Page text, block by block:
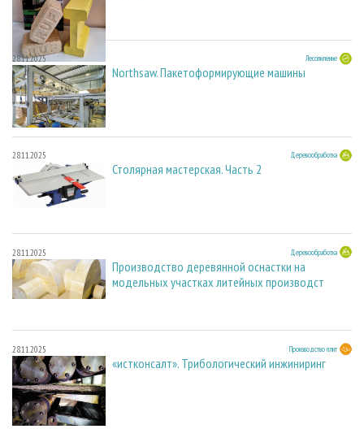
28.11.2025 Лесопиление
Northsaw. Пакетоформирующие машины
28.11.2025 Деревообработка
Столярная мастерская. Часть 2
28.11.2025 Деревообработка
Производство деревянной оснастки на
модельных участках литейных производст
28.11.2025 Производство плит
«истконсалт». Трибологический инжиниринг